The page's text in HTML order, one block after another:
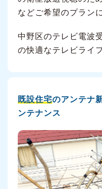
などご希望のプラン
中野区のテレビ電波
の快適なテレビライ
既設住宅のアンテナ
ンテナンス